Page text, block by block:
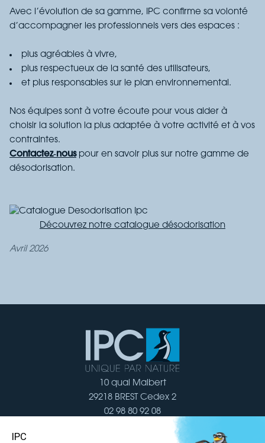
Avec l’évolution de sa gamme, IPC confirme sa volonté
d’accompagner les professionnels vers des espaces :
plus agréables à vivre,
plus respectueux de la santé des utilisateurs,
et plus responsables sur le plan environnemental.
Nos équipes sont à votre écoute pour vous aider à
choisir la solution la plus adaptée à votre activité et à vos
contraintes.
Contactez‑nouspour en savoir plus sur notre gamme de
désodorisation.
Découvrez notre catalogue désodorisation
avril 2026
10 quai Malbert
29218 BREST Cedex 2
02 98 80 92 08